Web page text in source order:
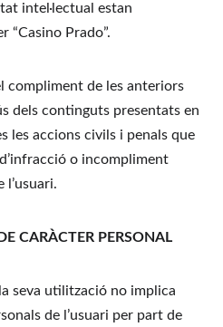
intel·lectual estan
“Casino Prado”.
compliment de les anteriors
dels continguts presentats en
les accions civils i penals que
o incompliment
l’usuari.
CARÀCTER PERSONAL
la seva utilització no implica
de l’usuari per part de